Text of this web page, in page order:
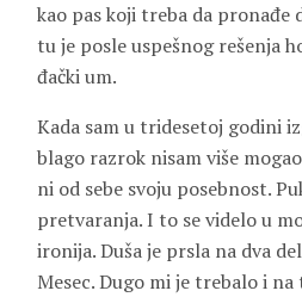
kao pas koji treba da pronađe
tu je posle uspešnog rešenja
đački um.
Kada sam u tridesetoj godini
blago razrok nisam više
ni od sebe svoju posebnost.
pretvaranja. I to se videlo u
ironija. Duša je prsla na dva
Mesec. Dugo mi je trebalo i